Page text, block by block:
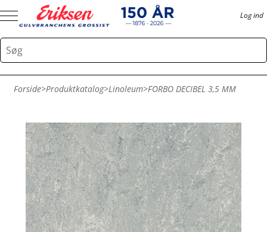
Log ind
Forside>Produktkatalog>Linoleum>FORBO DECIBEL 3,5 MM